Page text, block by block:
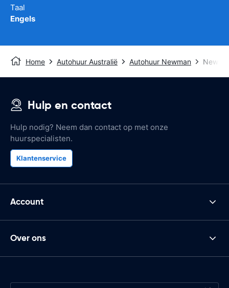
Taal
Engels
Home Autohuur Australië Autohuur Newman
Hulp en contact
Hulp nodig? Neem dan contact op met onze
huurspecialisten.
Klantenservice
Account
Over ons